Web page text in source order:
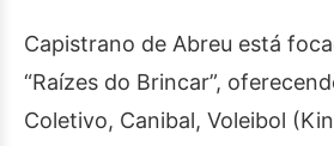
Capistrano de Abreu está
“Raízes do Brincar”,
Coletivo, Canibal, Voleibol